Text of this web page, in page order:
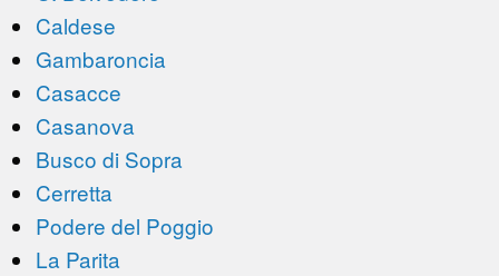
Caldese
Gambaroncia
Casacce
Casanova
Busco di Sopra
Cerretta
Podere del Poggio
La Parita